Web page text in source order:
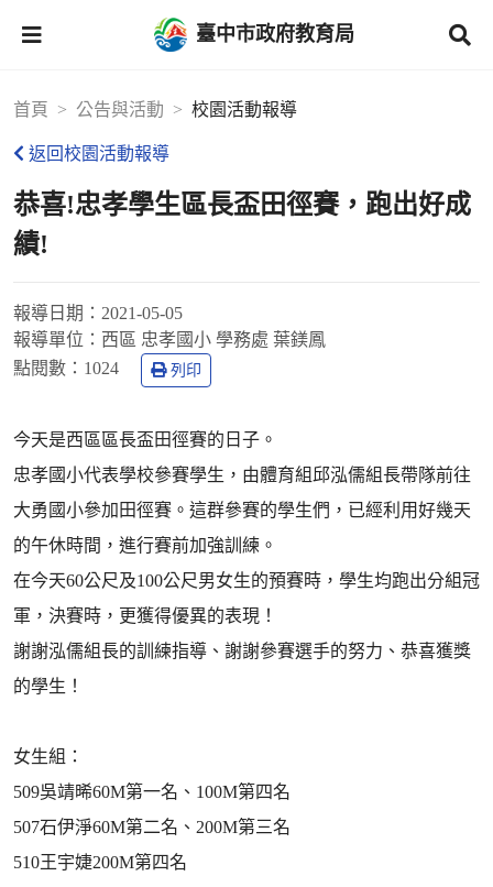
臺中市政府教育局
首頁 公告與活動 校園活動報導
返回校園活動報導
恭喜!忠孝學生區長盃田徑賽，跑出好成
績!
報導日期： 2021-05-05
報導單位： 西區 忠孝國小 學務處 葉鎂鳳
點閱數： 1024 列印
今天是西區區長盃田徑賽的日子。
忠孝國小代表學校參賽學生，由體育組邱泓儒組長帶隊前往
大勇國小參加田徑賽。這群參賽的學生們，已經利用好幾天
的午休時間，進行賽前加強訓練。
在今天60公尺及100公尺男女生的預賽時，學生均跑出分組冠
軍，決賽時，更獲得優異的表現！
謝謝泓儒組長的訓練指導、謝謝參賽選手的努力、恭喜獲獎
的學生！
女生組：
509吳靖晞60M第一名、100M第四名
507石伊淨60M第二名、200M第三名
510王宇婕200M第四名